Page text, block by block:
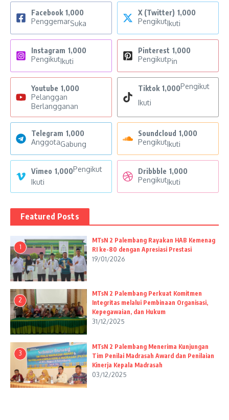
Facebook 1,000
PenggemarSuka
X (Twitter) 1,000
PengikutIkuti
Instagram 1,000
PengikutIkuti
Pinterest 1,000
PengikutPin
Youtube 1,000
Pelanggan
Berlangganan
Tiktok 1,000Pengikut
Ikuti
Telegram 1,000
AnggotaGabung
Soundcloud 1,000
PengikutIkuti
Vimeo 1,000Pengikut
Ikuti
Dribbble 1,000
PengikutIkuti
Featured Posts
1
MTsN 2 Palembang Rayakan HAB Kemenag
RI ke-80 dengan Apresiasi Prestasi
19/01/2026
2
MTsN 2 Palembang Perkuat Komitmen
Integritas melalui Pembinaan Organisasi,
Kepegawaian, dan Hukum
31/12/2025
3
MTsN 2 Palembang Menerima Kunjungan
Tim Penilai Madrasah Award dan Penilaian
Kinerja Kepala Madrasah
03/12/2025